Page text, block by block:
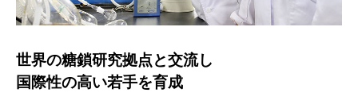
世界の糖鎖研究拠点と交流し
国際性の高い若手を育成